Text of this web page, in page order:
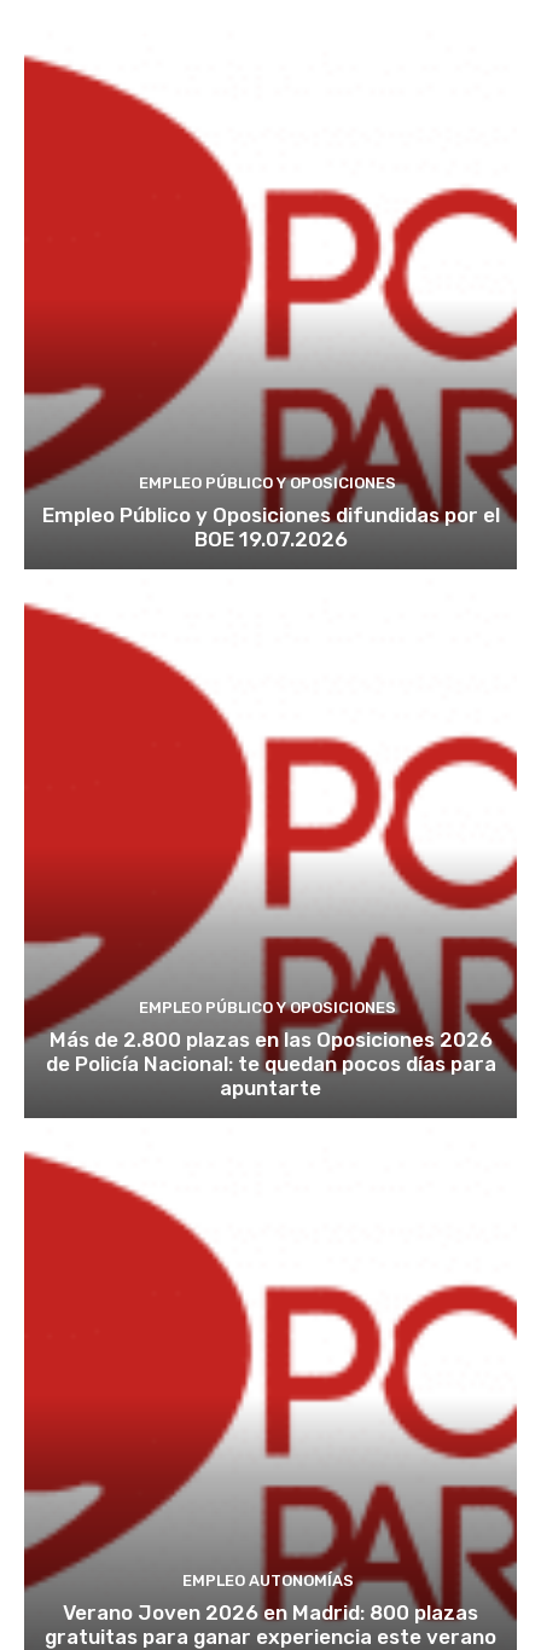
EMPLEO PÚBLICO Y OPOSICIONES
Empleo Público y Oposiciones difundidas por el
BOE 19.07.2026
EMPLEO PÚBLICO Y OPOSICIONES
Más de 2.800 plazas en las Oposiciones 2026
de Policía Nacional: te quedan pocos días para
apuntarte
EMPLEO AUTONOMÍAS
Verano Joven 2026 en Madrid: 800 plazas
gratuitas para ganar experiencia este verano